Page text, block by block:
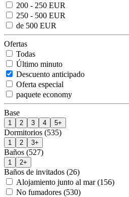
200 - 250 EUR
250 - 500 EUR
de 500 EUR
Ofertas
Todas
Último minuto
Descuento anticipado
Oferta especial
paquete economy
Base
1 2 3 4 5+
Dormitorios (535)
1 2 3+
Baños (527)
1 2+
Baños de invitados (26)
Alojamiento junto al mar (156)
No fumadores (530)